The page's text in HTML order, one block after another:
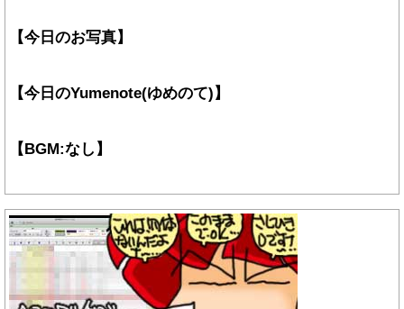
【今日のお写真】
【今日のYumenote(ゆめのて)】
【BGM:なし】